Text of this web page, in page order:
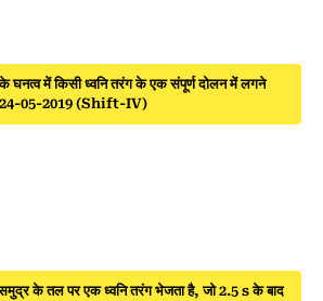
घनत्व में किसी ध्वनि तरंग के एक संपूर्ण दोलन में लगने
24-05-2019 (Shift-IV)
के तल पर एक ध्वनि तरंग भेजता है, जो 2.5 s के बाद